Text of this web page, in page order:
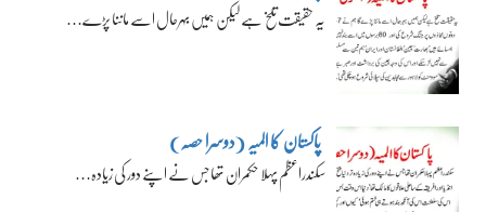
یہ حقیقت تلخ ہے لیکن ہمیں بہرحال اسے ماننا پڑے…
پاکستان کا المیہ (دوسرا حصہ)
سکندراعظم پہلا حکمران تھا جس نے اپنے دور کی زیادہ…